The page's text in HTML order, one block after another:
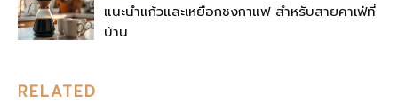
แนะนำแก้วและเหยือกชงกาแฟ สำหรับสายคาเฟ่ที่
บ้าน
RELATED